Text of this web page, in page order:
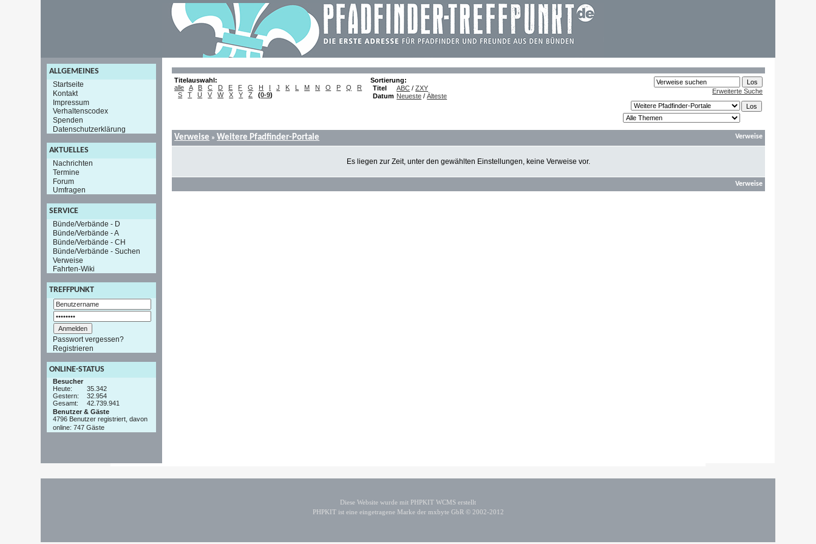
ALLGEMEINES
Startseite
Kontakt
Impressum
Verhaltenscodex
Spenden
Datenschutzerklärung
AKTUELLES
Nachrichten
Termine
Forum
Umfragen
SERVICE
Bünde/Verbände - D
Bünde/Verbände - A
Bünde/Verbände - CH
Bünde/Verbände - Suchen
Verweise
Fahrten-Wiki
TREFFPUNKT
Passwort vergessen?
Registrieren
ONLINE-STATUS
Besucher
Heute:
35.342
Gestern:
32.954
Gesamt:
42.739.941
Benutzer & Gäste
4796 Benutzer registriert, davon
online: 747 Gäste
Titelauswahl:
alle
A B C D E F G H I J K L M N O P Q
R
S
T U V W X Y Z (0-9)
Sortierung:
Titel
ABC /ZXY
Datum Neueste /Älteste
Erweiterte Suche
Verweise » Weitere Pfadfinder-Portale Verweise
Es liegen zur Zeit, unter den gewählten Einstellungen, keine Verweise vor.
Verweise
Diese Website wurde mit PHPKIT WCMS erstellt
PHPKIT ist eine eingetragene Marke der mxbyte GbR © 2002-2012